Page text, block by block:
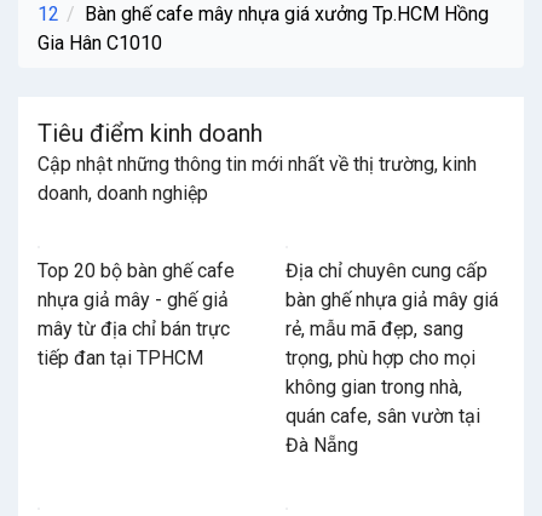
12
Bàn ghế cafe mây nhựa giá xưởng Tp.HCM Hồng
Gia Hân C1010
Tiêu điểm kinh doanh
Cập nhật những thông tin mới nhất về thị trường, kinh
doanh, doanh nghiệp
Top 20 bộ bàn ghế cafe
nhựa giả mây - ghế giả
mây từ địa chỉ bán trực
tiếp đan tại TPHCM
Địa chỉ chuyên cung cấp
bàn ghế nhựa giả mây giá
rẻ, mẫu mã đẹp, sang
trọng, phù hợp cho mọi
không gian trong nhà,
quán cafe, sân vườn tại
Đà Nẵng